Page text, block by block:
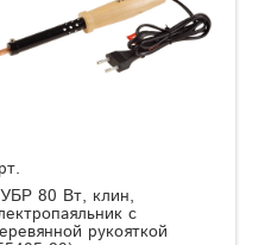
80 Вт, клин,
с
рукояткой